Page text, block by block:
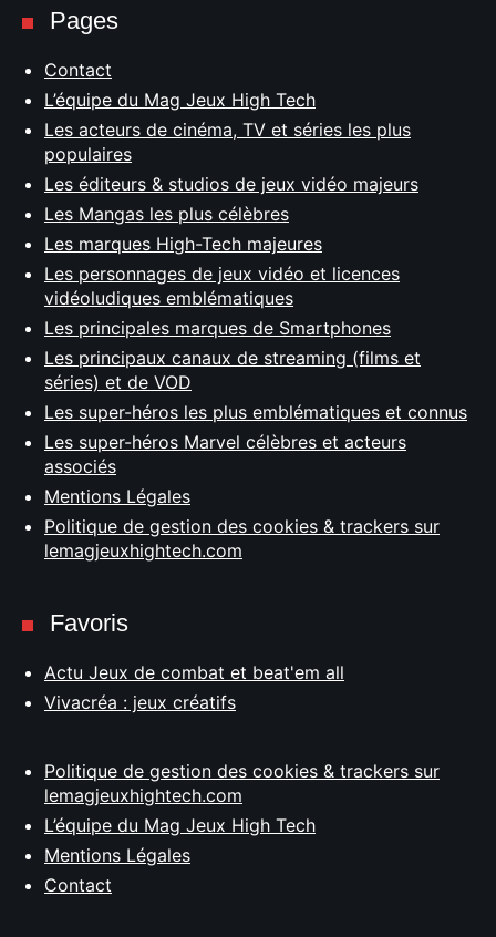
Pages
Contact
L’équipe du Mag Jeux High Tech
Les acteurs de cinéma, TV et séries les plus
populaires
Les éditeurs & studios de jeux vidéo majeurs
Les Mangas les plus célèbres
Les marques High-Tech majeures
Les personnages de jeux vidéo et licences
vidéoludiques emblématiques
Les principales marques de Smartphones
Les principaux canaux de streaming (films et
séries) et de VOD
Les super-héros les plus emblématiques et connus
Les super-héros Marvel célèbres et acteurs
associés
Mentions Légales
Politique de gestion des cookies & trackers sur
lemagjeuxhightech.com
Favoris
Actu Jeux de combat et beat'em all
Vivacréa : jeux créatifs
Politique de gestion des cookies & trackers sur
lemagjeuxhightech.com
L’équipe du Mag Jeux High Tech
Mentions Légales
Contact